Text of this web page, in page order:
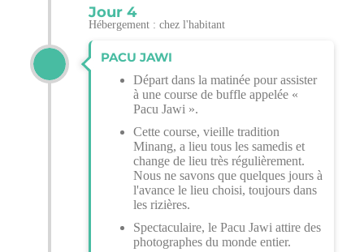
Jour 4
Hébergement : chez l'habitant
PACU JAWI
Départ dans la matinée pour assister
à une course de buffle appelée «
Pacu Jawi ».
Cette course, vieille tradition
Minang, a lieu tous les samedis et
change de lieu très régulièrement.
Nous ne savons que quelques jours à
l'avance le lieu choisi, toujours dans
les rizières.
Spectaculaire, le Pacu Jawi attire des
photographes du monde entier.